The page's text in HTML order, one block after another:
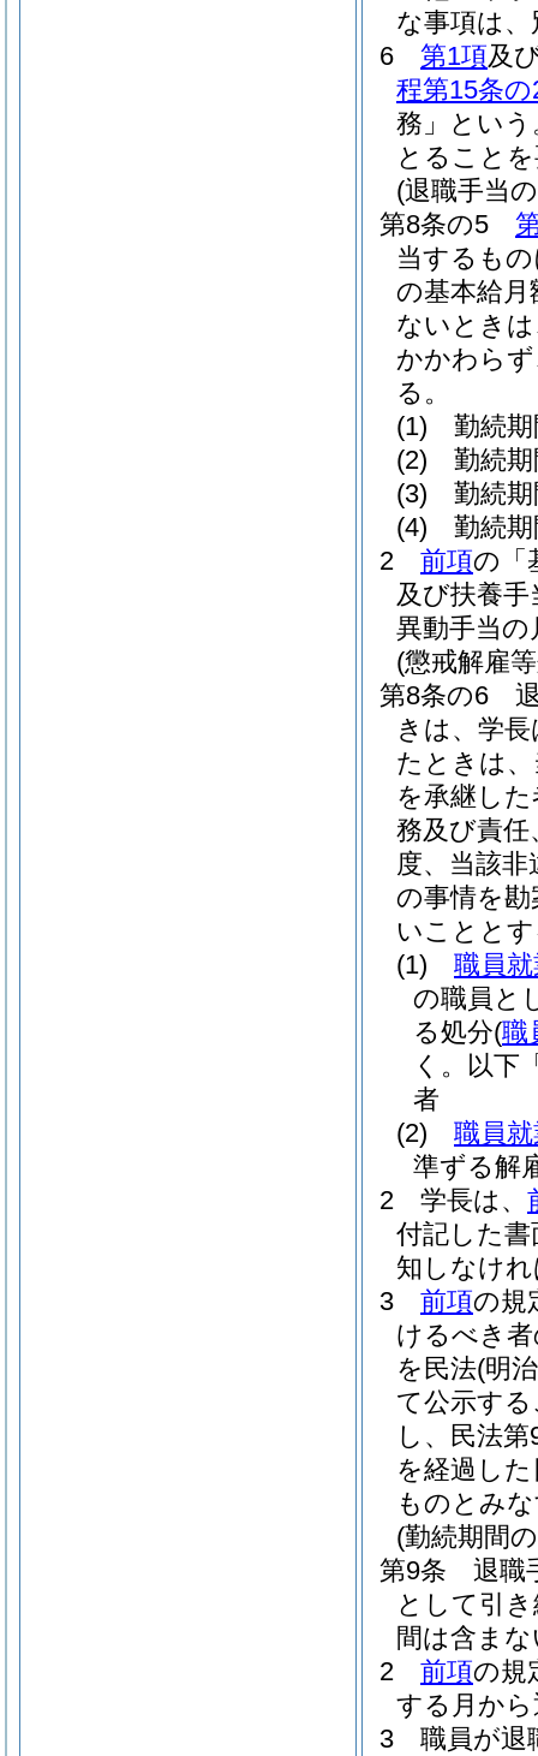
な事項は
6
第1項及
程第15条の
務」という
とること
(退職手当
第8条の5
当するも
の基本給月
ないとき
かかわら
る。
(1)
勤続
(2)
勤続
(3)
勤続
(4)
勤続
2
前項の「
及び扶養
異動手当
(懲戒解雇
第8条の6
きは、学
たときは
を承継した
務及び責
度、当該
の事情を
いことと
(1)
職員
の職員と
る処分(職
く。以下
者
(2)
職員
準ずる解
2
学長は、
付記した
知しなけ
3
前項の規
けるべき
を民法(明
て公示す
し、民法
を経過し
ものとみ
(勤続期間
第9条
退職
として引
間は含ま
2
前項の規
する月か
3
職員が退